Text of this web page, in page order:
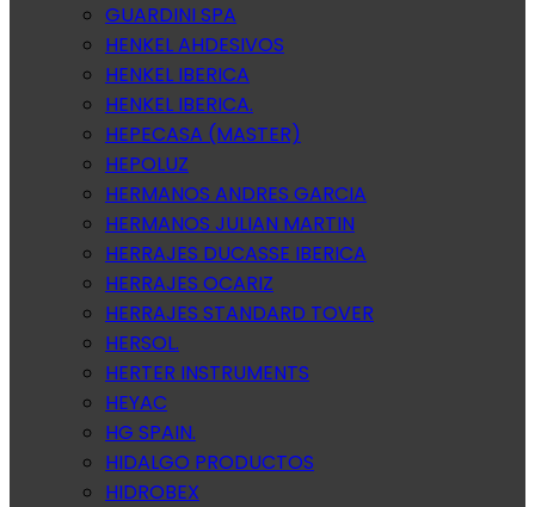
GUARDINI SPA
HENKEL AHDESIVOS
HENKEL IBERICA
HENKEL IBERICA.
HEPECASA (MASTER)
HEPOLUZ
HERMANOS ANDRES GARCIA
HERMANOS JULIAN MARTIN
HERRAJES DUCASSE IBERICA
HERRAJES OCARIZ
HERRAJES STANDARD TOVER
HERSOL.
HERTER INSTRUMENTS
HEYAC
HG SPAIN.
HIDALGO PRODUCTOS
HIDROBEX